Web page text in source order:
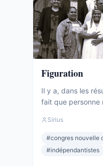
Figuration
Il y a, dans les
fait que personne
obtient 19 sièges
neuf. C’est un
deuxième bloc de
Sirius
#congres nouvelle
#indépendantistes